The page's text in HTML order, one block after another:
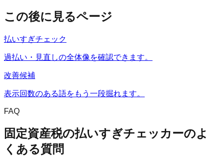
この後に見るページ
払いすぎチェック
過払い・見直しの全体像を確認できます。
改善候補
表示回数のある語をもう一段掘れます。
FAQ
固定資産税の払いすぎチェッカーのよ
くある質問